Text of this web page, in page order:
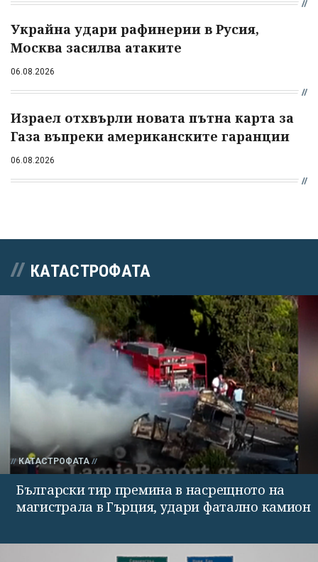
Украйна удари рафинерии в Русия,
Москва засилва атаките
06.08.2026
Израел отхвърли новата пътна карта за
Газа въпреки американските гаранции
06.08.2026
КАТАСТРОФАТА
КАТАСТРОФАТА
Български тир премина в насрещното на
магистрала в Гърция, удари фатално камион